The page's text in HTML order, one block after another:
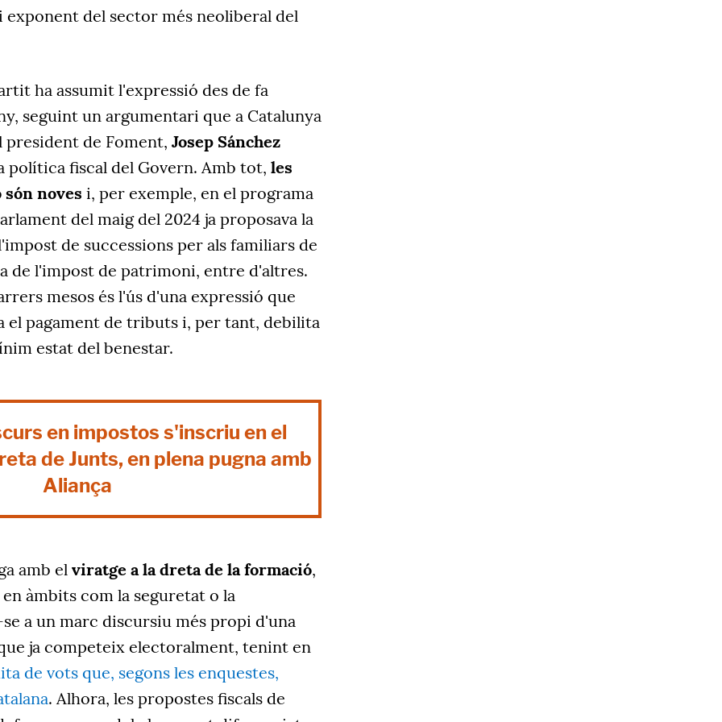
del sector més neoliberal del
ha assumit l'expressió des de fa
seguint un argumentari que a Catalunya
president de Foment, Josep Sánchez
política fiscal del Govern. Amb tot, les
noves i, per exemple, en el programa
del maig del 2024 ja proposava la
de successions per als familiars de
de l'impost de patrimoni, entre d'altres.
mesos és l'ús d'una expressió que
el pagament de tributs i, per tant, debilita
estat del benestar.
en impostos s'inscriu en el
de Junts, en plena pugna amb
Aliança
amb el viratge a la dreta de la formació,
àmbits com la seguretat o la
a un marc discursiu més propi d'una
ja competeix electoralment, tenint en
de vots que, segons les enquestes,
. Alhora, les propostes fiscals de